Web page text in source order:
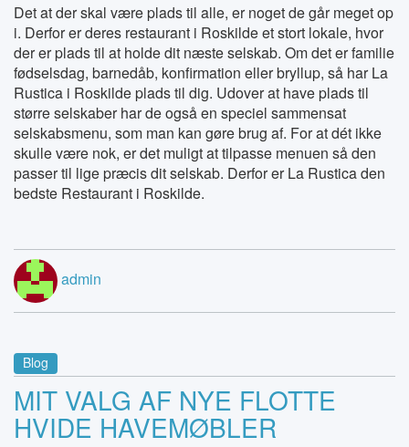
Det at der skal være plads til alle, er noget de går meget op
i. Derfor er deres restaurant i Roskilde et stort lokale, hvor
der er plads til at holde dit næste selskab. Om det er familie
fødselsdag, barnedåb, konfirmation eller bryllup, så har La
Rustica i Roskilde plads til dig. Udover at have plads til
større selskaber har de også en speciel sammensat
selskabsmenu, som man kan gøre brug af. For at dét ikke
skulle være nok, er det muligt at tilpasse menuen så den
passer til lige præcis dit selskab. Derfor er La Rustica den
bedste Restaurant i Roskilde.
admin
Blog
MIT VALG AF NYE FLOTTE
HVIDE HAVEMØBLER